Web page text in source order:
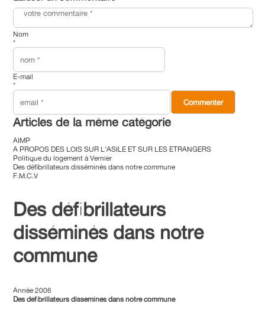
Nom
*
E-mail
*
Articles de la même catégorie
AIMP
A PROPOS DES LOIS SUR L’ASILE ET SUR LES ETRANGERS
Politique du logement à Vernier
Des défibrillateurs disséminés dans notre commune
F.M.C.V
Des défibrillateurs
disséminés dans notre
commune
Année 2006
Des défibrillateurs disséminés dans notre commune